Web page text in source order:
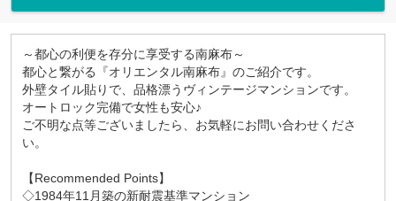
～都心の利便を存分に享受する南麻布～
都心と繋がる『オリエンタル南麻布』のご紹介です。
外壁タイル貼りで、品格漂うヴィンテージマンションです。
オートロック完備で女性も安心♪
ご不明な点等ございましたら、お気軽にお問い合わせくださ
い。
【Recommended Points】
◇1984年11月築の新耐震基準マンション